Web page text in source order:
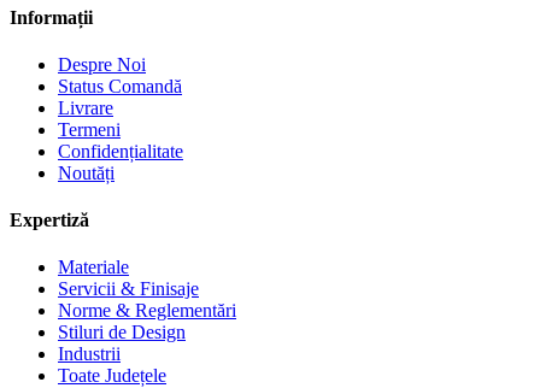
Informații
Despre Noi
Status Comandă
Livrare
Termeni
Confidențialitate
Noutăți
Expertiză
Materiale
Servicii & Finisaje
Norme & Reglementări
Stiluri de Design
Industrii
Toate Județele